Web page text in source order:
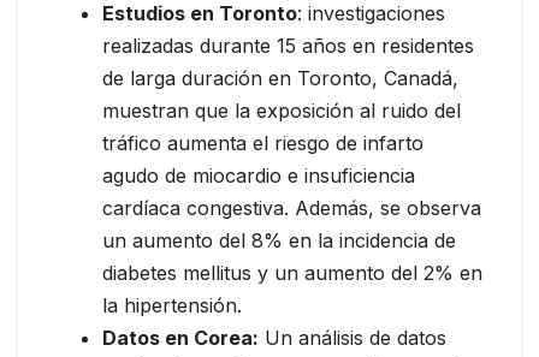
Estudios en Toronto: investigaciones
realizadas durante 15 años en residentes
de larga duración en Toronto, Canadá,
muestran que la exposición al ruido del
tráfico aumenta el riesgo de infarto
agudo de miocardio e insuficiencia
cardíaca congestiva. Además, se observa
un aumento del 8% en la incidencia de
diabetes mellitus y un aumento del 2% en
la hipertensión.
Datos en Corea: Un análisis de datos